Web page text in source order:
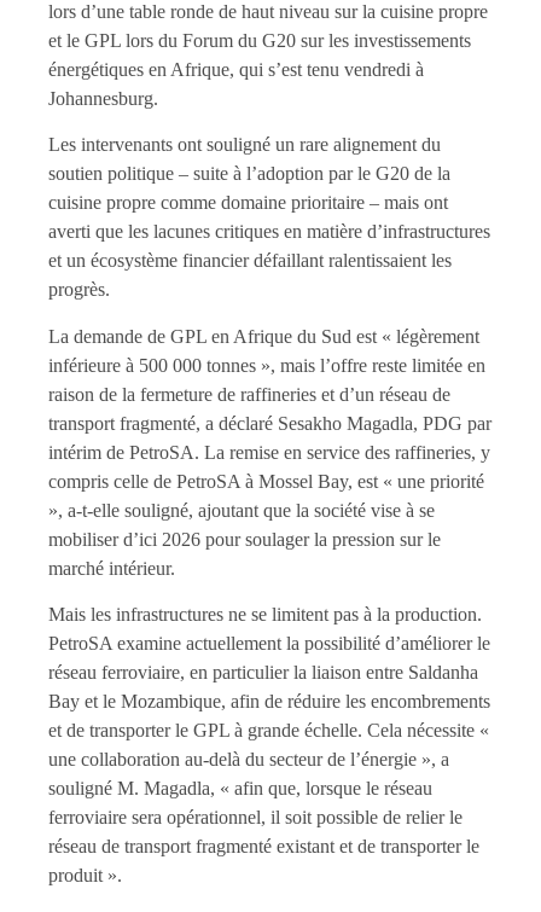
lors d’une table ronde de haut niveau sur la cuisine propre
et le GPL lors du Forum du G20 sur les investissements
énergétiques en Afrique, qui s’est tenu vendredi à
Johannesburg.
Les intervenants ont souligné un rare alignement du
soutien politique – suite à l’adoption par le G20 de la
cuisine propre comme domaine prioritaire – mais ont
averti que les lacunes critiques en matière d’infrastructures
et un écosystème financier défaillant ralentissaient les
progrès.
La demande de GPL en Afrique du Sud est « légèrement
inférieure à 500 000 tonnes », mais l’offre reste limitée en
raison de la fermeture de raffineries et d’un réseau de
transport fragmenté, a déclaré Sesakho Magadla, PDG par
intérim de PetroSA. La remise en service des raffineries, y
compris celle de PetroSA à Mossel Bay, est « une priorité
», a-t-elle souligné, ajoutant que la société vise à se
mobiliser d’ici 2026 pour soulager la pression sur le
marché intérieur.
Mais les infrastructures ne se limitent pas à la production.
PetroSA examine actuellement la possibilité d’améliorer le
réseau ferroviaire, en particulier la liaison entre Saldanha
Bay et le Mozambique, afin de réduire les encombrements
et de transporter le GPL à grande échelle. Cela nécessite «
une collaboration au-delà du secteur de l’énergie », a
souligné M. Magadla, « afin que, lorsque le réseau
ferroviaire sera opérationnel, il soit possible de relier le
réseau de transport fragmenté existant et de transporter le
produit ».